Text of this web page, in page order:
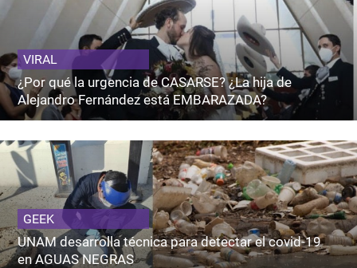
VIRAL
¿Por qué la urgencia de CASARSE? ¿La hija de
Alejandro Fernández está EMBARAZADA?
GEEK
UNAM desarrolla técnica para detectar el covid-19
en AGUAS NEGRAS